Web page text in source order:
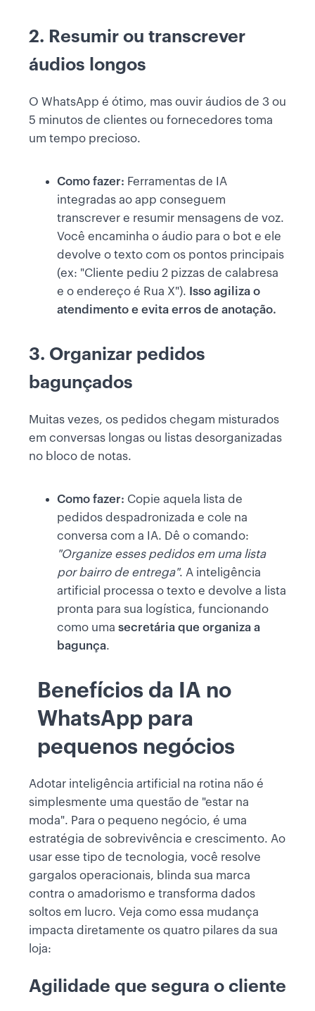
2. Resumir ou transcrever
áudios longos
O WhatsApp é ótimo, mas ouvir áudios de 3 ou
5 minutos de clientes ou fornecedores toma
um tempo precioso.
Como fazer: Ferramentas de IA
integradas ao app conseguem
transcrever e resumir mensagens de voz.
Você encaminha o áudio para o bot e ele
devolve o texto com os pontos principais
(ex: "Cliente pediu 2 pizzas de calabresa
e o endereço é Rua X"). Isso agiliza o
atendimento e evita erros de anotação.
3. Organizar pedidos
bagunçados
Muitas vezes, os pedidos chegam misturados
em conversas longas ou listas desorganizadas
no bloco de notas.
Como fazer: Copie aquela lista de
pedidos despadronizada e cole na
conversa com a IA. Dê o comando:
"Organize esses pedidos em uma lista
por bairro de entrega". A inteligência
artificial processa o texto e devolve a lista
pronta para sua logística, funcionando
como uma secretária que organiza a
bagunça.
Benefícios da IA no
WhatsApp para
pequenos negócios
Adotar inteligência artificial na rotina não é
simplesmente uma questão de "estar na
moda". Para o pequeno negócio, é uma
estratégia de sobrevivência e crescimento. Ao
usar esse tipo de tecnologia, você resolve
gargalos operacionais, blinda sua marca
contra o amadorismo e transforma dados
soltos em lucro. Veja como essa mudança
impacta diretamente os quatro pilares da sua
loja:
Agilidade que segura o cliente